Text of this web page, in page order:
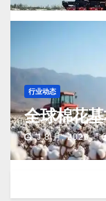
行业动态
全球棉花
J 8 月, 2026